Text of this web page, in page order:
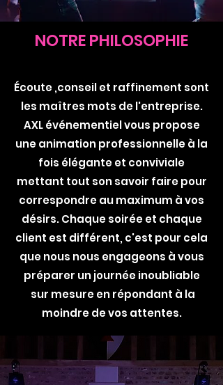
NOTRE PHILOSOPHIE
Écoute ,conseil et raffinement sont
les maîtres mots de l'entreprise.
AXL événementiel vous propose
une animation professionnelle à la
fois élégante et conviviale
mettant tout son savoir faire pour
correspondre au maximum à vos
désirs. Chaque soirée et chaque
client est différent, c'est pour cela
que nous nous engageons à vous
préparer un journée inoubliable
sur mesure en répondant à la
moindre de vos attentes.